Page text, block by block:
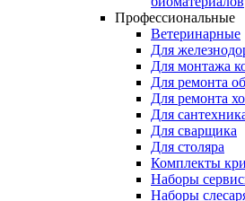
Профессиональные
Ветеринарные
Для
Для монтажа
Для ремонта
Для ремонта
Для
Для сварщика
Для столяра
Комплекты
Наборы
Наборы